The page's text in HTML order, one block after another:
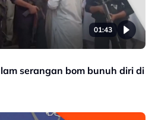
01:43
serangan bom bunuh diri di